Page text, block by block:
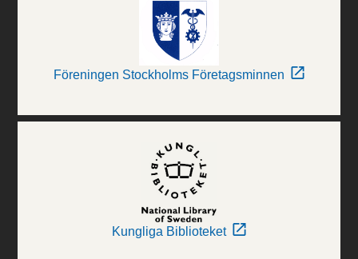
Föreningen Stockholms Företagsminnen
Kungliga Biblioteket